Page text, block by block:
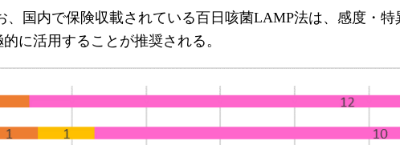
、国内で保険収載されている百日咳菌LAMP法は、感度・
に活用することが推奨される。